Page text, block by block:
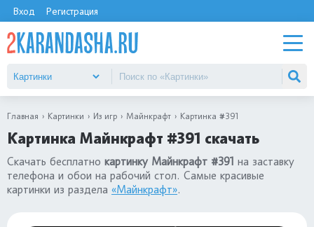
Вход Регистрация
Главная Картинки Из игр Майнкрафт Картинка #391
Картинка Майнкрафт #391 скачать
Скачать бесплатно картинку Майнкрафт #391 на заставку
телефона и обои на рабочий стол. Самые красивые
картинки из раздела «Майнкрафт».